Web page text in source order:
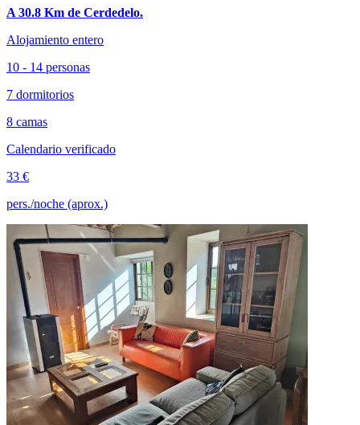
A 30.8 Km de Cerdedelo.
Alojamiento entero
10 - 14 personas
7 dormitorios
8 camas
Calendario verificado
33 €
pers./noche (aprox.)